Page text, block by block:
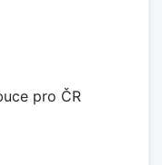
pro ČR